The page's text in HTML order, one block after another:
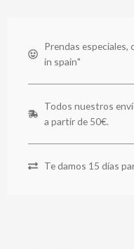
Prendas especiales,
in spain"
Todos nuestros
a partir de 50€.
Te damos 15 días